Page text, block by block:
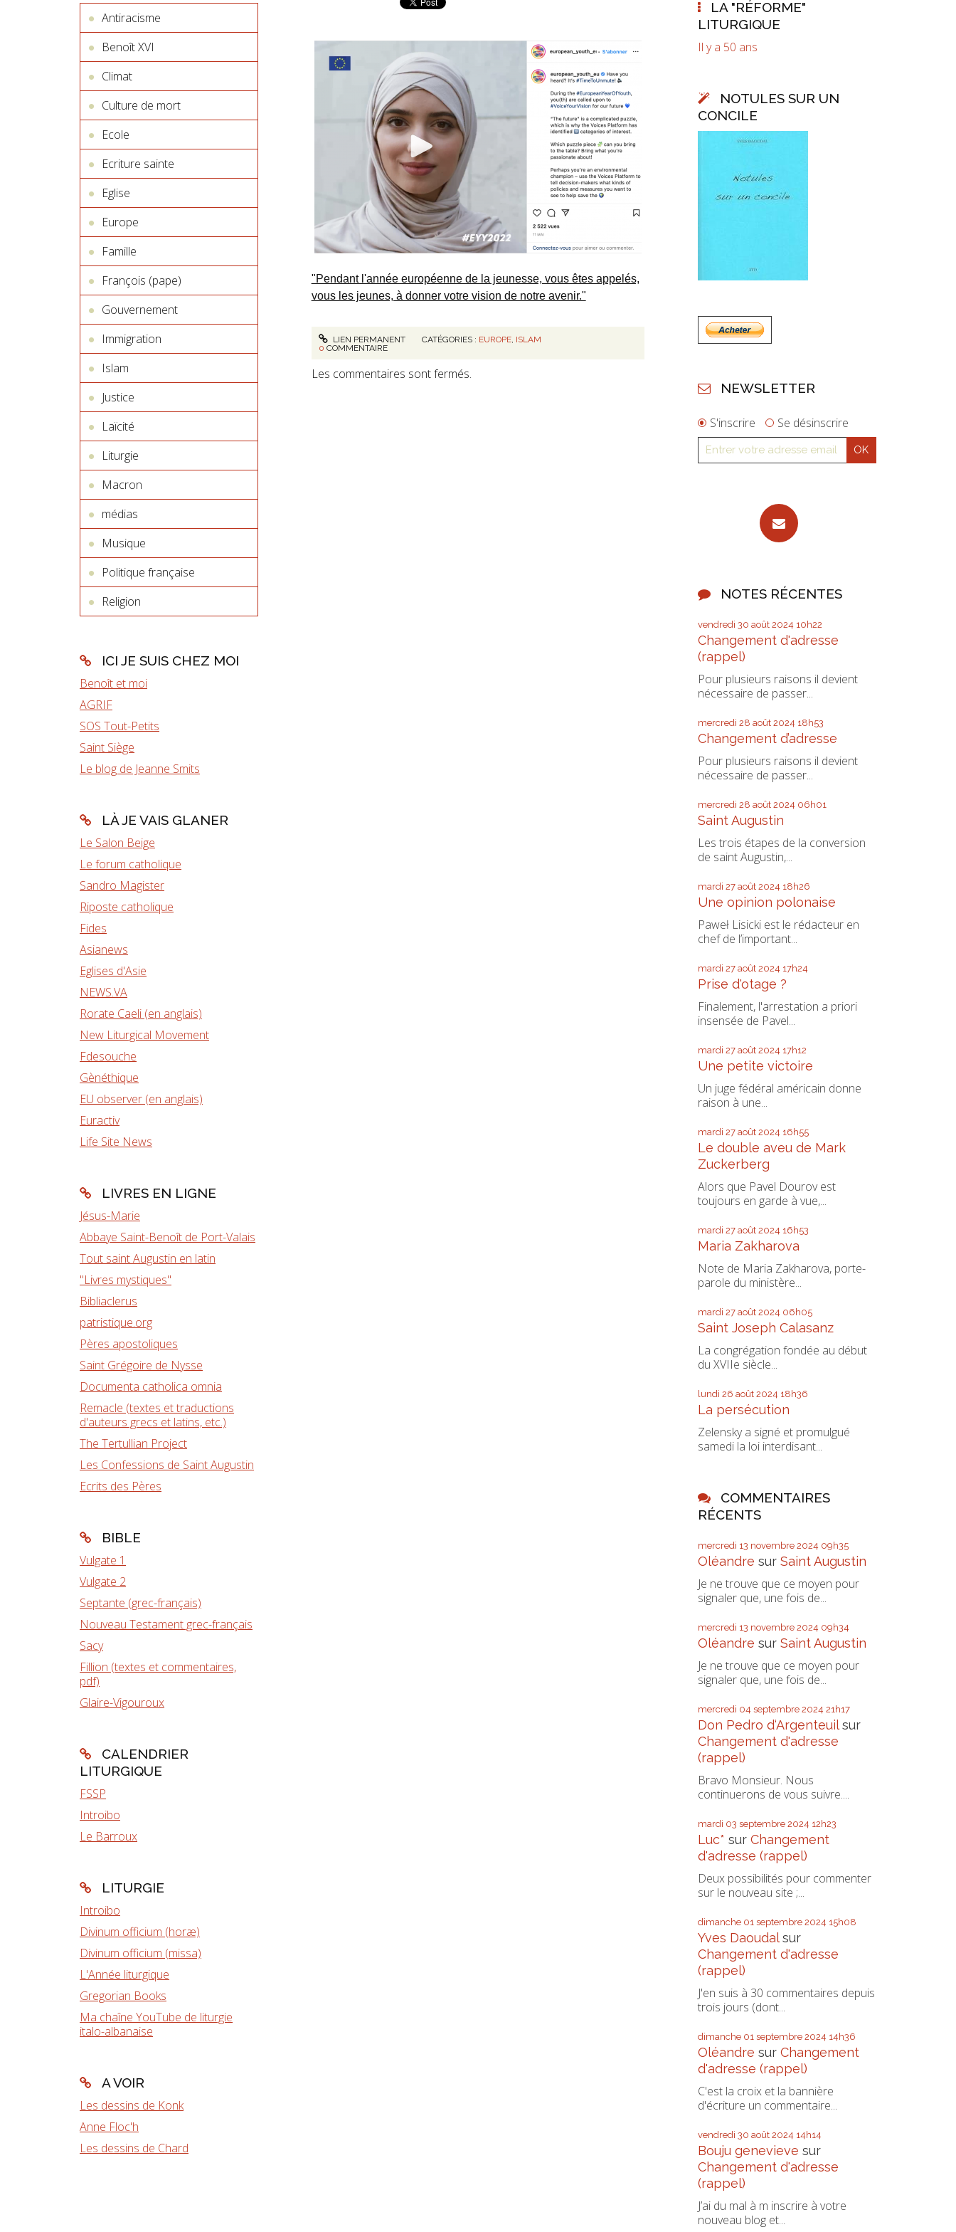
Antiracisme
Benoît XVI
Climat
Culture de mort
Ecole
Ecriture sainte
Eglise
Europe
Famille
François (pape)
Gouvernement
Immigration
Islam
Justice
Laïcité
Liturgie
Macron
médias
Musique
Politique française
Religion
ICI JE SUIS CHEZ MOI
Benoît et moi
AGRIF
SOS Tout-Petits
Saint Siège
Le blog de Jeanne Smits
LÀ JE VAIS GLANER
Le Salon Beige
Le forum catholique
Sandro Magister
Riposte catholique
Fides
Asianews
Eglises d'Asie
NEWS.VA
Rorate Caeli (en anglais)
New Liturgical Movement
Fdesouche
Gènéthique
EU observer (en anglais)
Euractiv
Life Site News
LIVRES EN LIGNE
Jésus-Marie
Abbaye Saint-Benoît de Port-Valais
Tout saint Augustin en latin
"Livres mystiques"
Bibliaclerus
patristique.org
Pères apostoliques
Saint Grégoire de Nysse
Documenta catholica omnia
Remacle (textes et traductions
d'auteurs grecs et latins, etc.)
The Tertullian Project
Les Confessions de Saint Augustin
Ecrits des Pères
BIBLE
Vulgate 1
Vulgate 2
Septante (grec-français)
Nouveau Testament grec-français
Sacy
Fillion (textes et commentaires,
pdf)
Glaire-Vigouroux
CALENDRIER
LITURGIQUE
FSSP
Introibo
Le Barroux
LITURGIE
Introibo
Divinum officium (horæ)
Divinum officium (missa)
L'Année liturgique
Gregorian Books
Ma chaîne YouTube de liturgie
italo-albanaise
A VOIR
Les dessins de Konk
Anne Floc'h
Les dessins de Chard
"Pendant l'année européenne de la jeunesse, vous êtes appelés,
vous les jeunes, à donner votre vision de notre avenir."
LIEN PERMANENT CATÉGORIES : EUROPE, ISLAM
0 COMMENTAIRE
Les commentaires sont fermés.
LA "RÉFORME"
LITURGIQUE
Il y a 50 ans
NOTULES SUR UN
CONCILE
NEWSLETTER
S'inscrire Se désinscrire
NOTES RÉCENTES
vendredi 30 août 2024 10h22
Changement d'adresse
(rappel)
Pour plusieurs raisons il devient
nécessaire de passer...
mercredi 28 août 2024 18h53
Changement d’adresse
Pour plusieurs raisons il devient
nécessaire de passer...
mercredi 28 août 2024 06h01
Saint Augustin
Les trois étapes de la conversion
de saint Augustin,...
mardi 27 août 2024 18h26
Une opinion polonaise
Paweł Lisicki est le rédacteur en
chef de l’important...
mardi 27 août 2024 17h24
Prise d'otage ?
Finalement, l'arrestation a priori
insensée de Pavel...
mardi 27 août 2024 17h12
Une petite victoire
Un juge fédéral américain donne
raison à une...
mardi 27 août 2024 16h55
Le double aveu de Mark
Zuckerberg
Alors que Pavel Dourov est
toujours en garde à vue,...
mardi 27 août 2024 16h53
Maria Zakharova
Note de Maria Zakharova, porte-
parole du ministère...
mardi 27 août 2024 06h05
Saint Joseph Calasanz
La congrégation fondée au début
du XVIIe siècle...
lundi 26 août 2024 18h36
La persécution
Zelensky a signé et promulgué
samedi la loi interdisant...
COMMENTAIRES
RÉCENTS
mercredi 13 novembre 2024 09h35
Oléandre sur Saint Augustin
Je ne trouve que ce moyen pour
signaler que, une fois de...
mercredi 13 novembre 2024 09h34
Oléandre sur Saint Augustin
Je ne trouve que ce moyen pour
signaler que, une fois de...
mercredi 04 septembre 2024 21h17
Don Pedro d‘Argenteuilsur
Changement d'adresse
(rappel)
Bravo Monsieur. Nous
continuerons de vous suivre....
mardi 03 septembre 2024 12h23
Luc* sur Changement
d'adresse (rappel)
Deux possibilités pour commenter
sur le nouveau site ;...
dimanche 01 septembre 2024 15h08
Yves Daoudalsur
Changement d'adresse
(rappel)
J'en suis à 30 commentaires depuis
trois jours (dont...
dimanche 01 septembre 2024 14h36
Oléandre sur Changement
d'adresse (rappel)
C'est la croix et la bannière
d'écriture un commentaire...
vendredi 30 août 2024 14h14
Bouju genevieve sur
Changement d'adresse
(rappel)
J’ai du mal à m inscrire à votre
nouveau blog et...